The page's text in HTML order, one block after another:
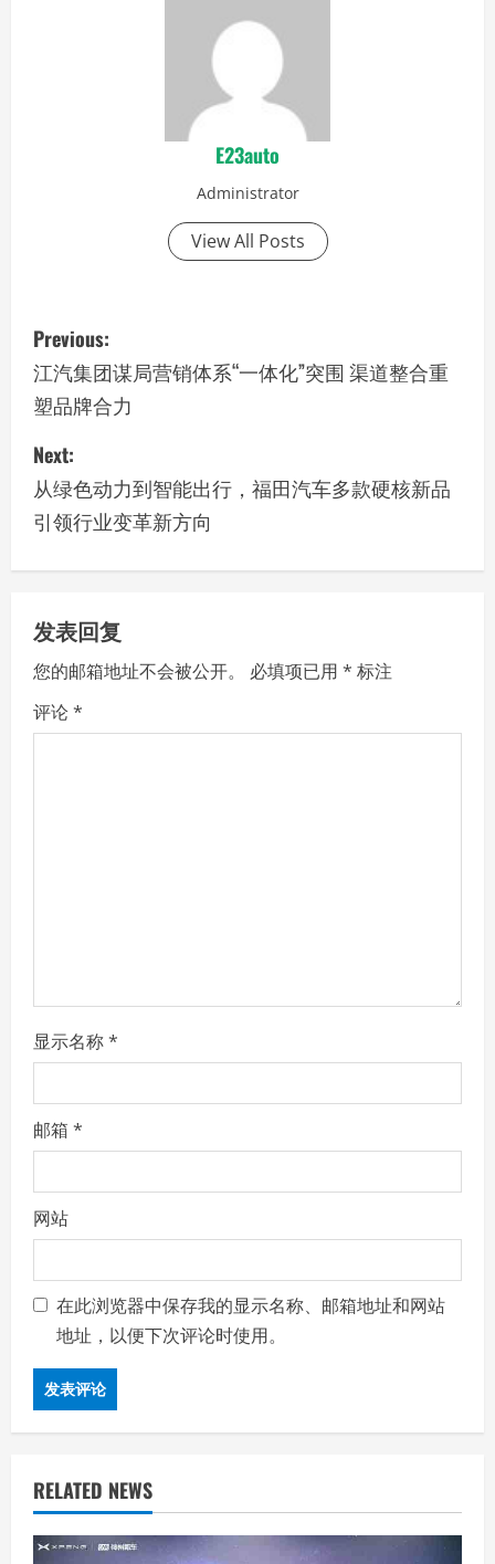
E23auto
Administrator
View All Posts
P
o
s
t
n
a
i
g
a
Previous:
江汽集团谋局营销体系“一体化”突围 渠道整合重
塑品牌合力
Next:
从绿色动力到智能出行，福田汽车多款硬核新品
引领行业变革新方向
发表回复
您的邮箱地址不会被公开。 必填项已用 * 标注
评论*
显示名称*
邮箱 *
网站
在此浏览器中保存我的显示名称、邮箱地址和网站
地址，以便下次评论时使用。
RELATED NEWS